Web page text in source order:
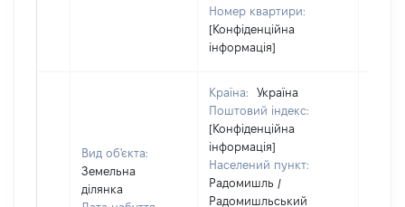
Номер квартири:
[Конфіденційна
інформація]
Вид об'єкта:
Земельна
ділянка
Країна:
Україна
Поштовий індекс:
[Конфіденційна
інформація]
Населений пункт:
Радомишль /
Радомишльський